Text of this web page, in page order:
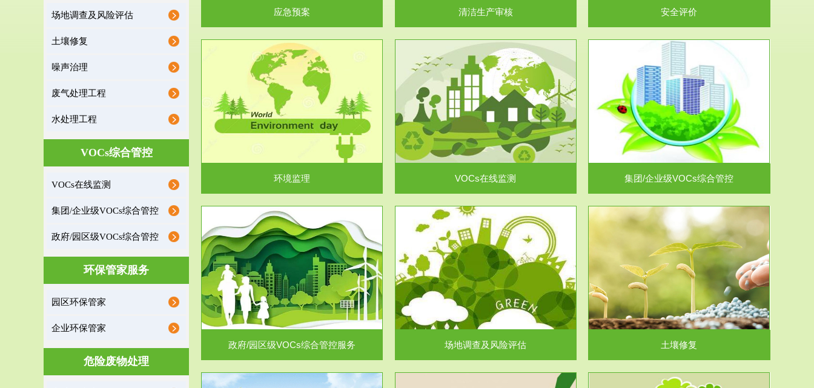
场地调查及风险评估
土壤修复
噪声治理
废气处理工程
水处理工程
VOCs综合管控
VOCs在线监测
集团/企业级VOCs综合管控
政府/园区级VOCs综合管控
环保管家服务
园区环保管家
企业环保管家
危险废物处理
应急预案 清洁生产审核 安全评价
收监管的重要辅助...
环境监理
服务范围
VOCs在线监测
根据《重点区域大气污染防治“十二五”规划》有
机废气净化率达...
VOCs在线监测
服务范围
集团/企业级VOCs综合管控
进行VOCs管控，首先就要找到排放的源头，并
监测估算出排放量。企业...
集团/企业级VOCs综合管控
政府/园区级VOCs综合管控服务
根据《石化行业挥发性有机物综合整治方案》文
政府/园区级VOCs综合管控服务
服务范围
场地调查及风险评估
受政府或企业委托，对于拟关停搬迁和拟变更土
地利用方式或者土地使...
场地调查及风险评估
服务范围
土壤修复
土壤修复